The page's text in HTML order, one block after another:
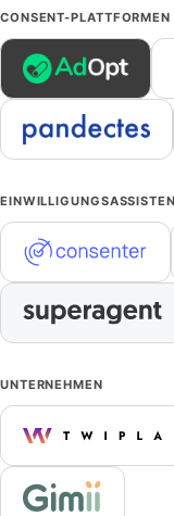
CONSENT-PLATTFORMEN
UNTERNEHMEN